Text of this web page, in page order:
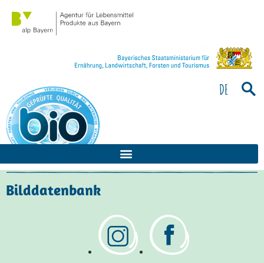
beachten
Barrierefreiheitssystem.
DE
Bilddatenbank